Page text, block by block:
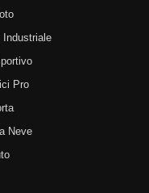
Industriale
Pro
Neve